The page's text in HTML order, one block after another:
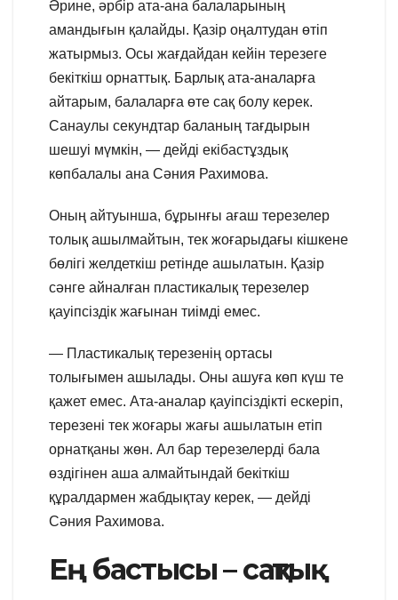
Әрине, әрбір ата-ана балаларының
амандығын қалайды. Қазір оңалтудан өтіп
жатырмыз. Осы жағдайдан кейін терезеге
бекіткіш орнаттық. Барлық ата-аналарға
айтарым, балаларға өте сақ болу керек.
Санаулы секундтар баланың тағдырын
шешуі мүмкін, — дейді екібастұздық
көпбалалы ана Сәния Рахимова.
Оның айтуынша, бұрынғы ағаш терезелер
толық ашылмайтын, тек жоғарыдағы кішкене
бөлігі желдеткіш ретінде ашылатын. Қазір
сәнге айналған пластикалық терезелер
қауіпсіздік жағынан тиімді емес.
— Пластикалық терезенің ортасы
толығымен ашылады. Оны ашуға көп күш те
қажет емес. Ата-аналар қауіпсіздікті ескеріп,
терезені тек жоғары жағы ашылатын етіп
орнатқаны жөн. Ал бар терезелерді бала
өздігінен аша алмайтындай бекіткіш
құралдармен жабдықтау керек, — дейді
Сәния Рахимова.
Ең бастысы – сақтық